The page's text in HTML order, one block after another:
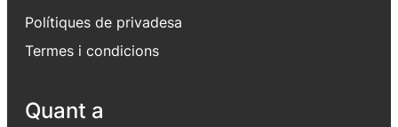
Polítiques de privadesa
Termes i condicions
Quant a